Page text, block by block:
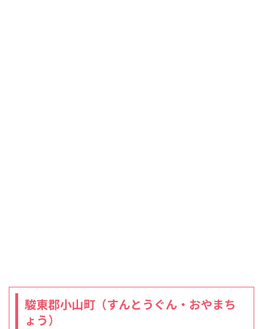
駿東郡小山町（すんとうぐん・おやまち
ょう）